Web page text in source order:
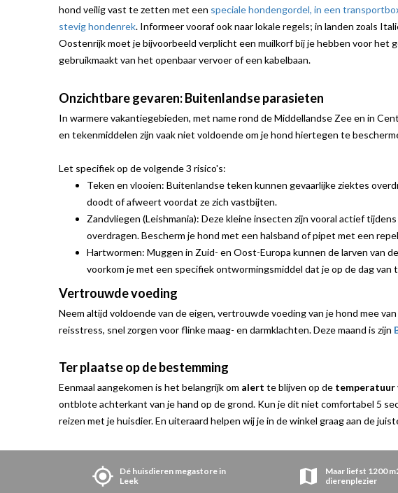
hond veilig vast te zetten met een speciale hondengordel, in een
stevig hondenrek. Informeer vooraf ook naar lokale regels; in landen zoals
Oostenrijk moet je bijvoorbeeld verplicht een muilkorf bij je hebben voor het
gebruikmaakt van het openbaar vervoer of een kabelbaan.
Onzichtbare gevaren: Buitenlandse parasieten
In warmere vakantiegebieden, met name rond de Middellandse Zee en in
en tekenmiddelen zijn vaak niet voldoende om je hond hiertegen te
Let specifiek op de volgende 3 risico's:
Teken en vlooien: Buitenlandse teken kunnen gevaarlijke ziektes
doodt of afweert voordat ze zich vastbijten.
Zandvliegen (Leishmania): Deze kleine insecten zijn vooral actief
overdragen. Bescherm je hond met een halsband of pipet met een
Hartwormen: Muggen in Zuid- en Oost-Europa kunnen de larven van
voorkom je met een specifiek ontwormingsmiddel dat je op de dag
Vertrouwde voeding
Neem altijd voldoende van de eigen, vertrouwde voeding van je hond mee
reisstress, snel zorgen voor flinke maag- en darmklachten. Deze maand is zijn
Ter plaatse op de bestemming
Eenmaal aangekomen is het belangrijk om alert te blijven op de temperatuur
ontblote achterkant van je hand op de grond. Kun je dit niet comfortabel 5
reizen met je huisdier. En uiteraard helpen wij je in de winkel graag aan de
Dé huisdieren megastore in
Leek
Maar liefst 1200
dierenplezier